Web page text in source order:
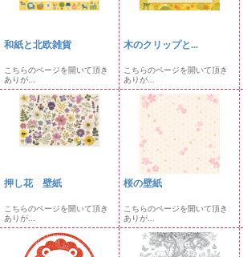
和紙と北欧雑貨
こちらのページを開いて頂き
ありが...
木のクリップと...
こちらのページを開いて頂き
ありが...
押し花 壁紙
こちらのページを開いて頂き
ありが...
桜の壁紙
こちらのページを開いて頂き
ありが...